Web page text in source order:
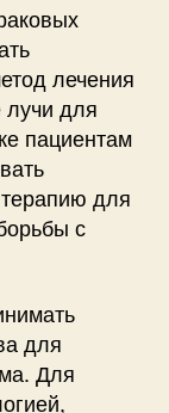
лечения
лучи для
пациентам
для
с
для
Для